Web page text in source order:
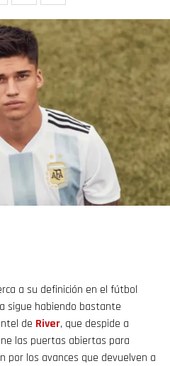
a su definición en el fútbol
sigue habiendo bastante
de River, que despide a
las puertas abiertas para
por los avances que devuelven a